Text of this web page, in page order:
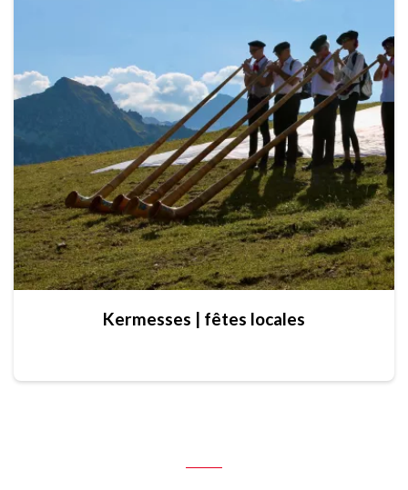
Kermesses | fêtes locales